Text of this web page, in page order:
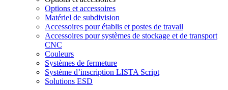
Options et accessoires
Matériel de subdivision
Accessoires pour établis et postes de travail
Accessoires pour systèmes de stockage et de transport
CNC
Couleurs
Systèmes de fermeture
Système d’inscription LISTA Script
Solutions ESD